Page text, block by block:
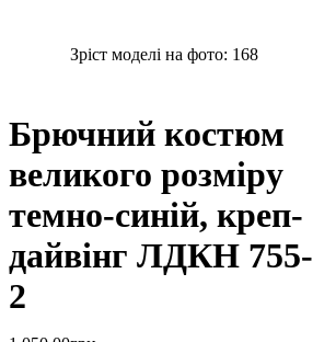
Зріст моделі на фото: 168
Брючний костюм
великого розміру
темно-синій, креп-
дайвінг ЛДКН 755-
2